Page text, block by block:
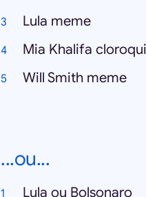
Lula meme
Mia Khalifa
Will Smith meme
...ou...
Lula ou Bolsonaro